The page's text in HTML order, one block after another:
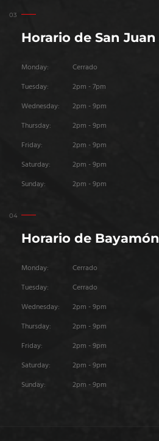
Horario de San Juan
Monday:
Cerrado
Tuesday:
2pm - 7pm
Wednesday:
2pm - 9pm
Thursday:
2pm - 9pm
Friday:
2pm - 9pm
Saturday:
2pm - 9pm
Sunday:
2pm - 9pm
Horario de Bayamón
Monday:
Cerrado
Tuesday:
Cerrado
Wednesday:
2pm - 9pm
Thursday:
2pm - 9pm
Friday:
2pm - 9pm
Saturday:
2pm - 9pm
Sunday:
2pm - 9pm